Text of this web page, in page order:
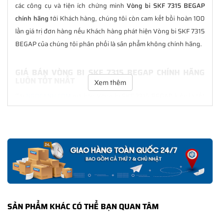
các công cụ và tiện ích chứng minh Vòng bi SKF 7315 BEGAP
chính hãngtới Khách hàng, chúng tôi còn cam kết bồi hoàn 100
lần giá trị đơn hàng nếu Khách hàng phát hiện Vòng bi SKF 7315
BEGAP của chúng tôi phân phối là sản phẩm không chính hãng.
GIÁ BÁN VÒNG BI SKF 7315 BEGAP CHÍNH HÃNG
nhất với nhiều ưu đãi kèm theo và các dịch vụ hẫu mãi sau bán
CHẾ ĐỘ BẢO HÀNH VÒNG BI SKF 7315 BEGAP
CHÍNH HÃNG
Tất cả các sản phẩm SKF chính hãng doSKF Ngọc Anhphân
phối đều được bảo hành chính hãng theo đúng tiêu chuẩn bảo
hành của nhà sản xuất.
Xem thêm
SẢN PHẨM KHÁC CÓ THỂ BẠN QUAN TÂM